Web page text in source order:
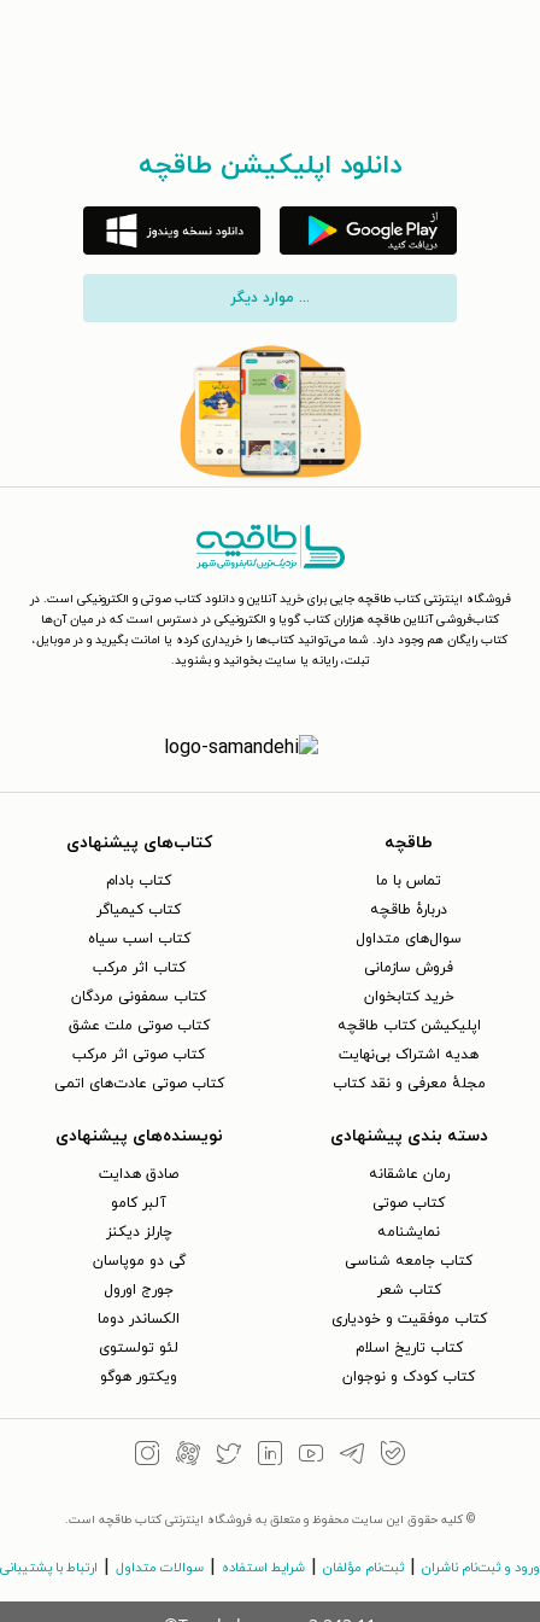
دانلود اپلیکیشن طاقچه
... موارد دیگر
فروشگاه اینترنتی کتاب طاقچه جایی برای خرید آنلاین و دانلود کتاب صوتی و الکترونیکی است. در
کتاب‌فروشی آنلاین طاقچه هزاران کتاب گویا و الکترونیکی در دسترس است که در میان آن‌ها
کتاب رایگان هم وجود دارد. شما می‌توانید کتاب‌ها را خریداری کرده یا امانت بگیرید و در موبایل،
تبلت، رایانه یا سایت بخوانید و بشنوید.
طاقچه
تماس با ما
دربارهٔ طاقچه
سوال‌های متداول
فروش سازمانی
خرید کتابخوان
اپلیکیشن کتاب طاقچه
هدیه اشتراک بی‌نهایت
مجلهٔ معرفی و نقد کتاب
کتاب‌های پیشنهادی
کتاب بادام
کتاب کیمیاگر
کتاب اسب سیاه
کتاب اثر مرکب
کتاب سمفونی مردگان
کتاب صوتی ملت عشق
کتاب صوتی اثر مرکب
کتاب صوتی عادت‌های اتمی
دسته بندی پیشنهادی
رمان عاشقانه
کتاب‌ صوتی
نمایشنامه
کتاب جامعه شناسی
کتاب شعر
کتاب موفقیت و خودیاری
کتاب تاریخ اسلام
کتاب کودک و نوجوان
نویسنده‌های پیشنهادی
صادق هدایت
آلبر کامو
چارلز دیکنز
گی دو موپاسان
جورج اورول
الکساندر دوما
لئو تولستوی
ویکتور هوگو
© کلیه حقوق این سایت محفوظ و متعلق به فروشگاه اینترنتی کتاب طاقچه است.
ورود و ثبت‌نام ناشران | ثبت‌نام مؤلفان | شرایط استفاده | سوالات متداول | ارتباط با پشتیبانی